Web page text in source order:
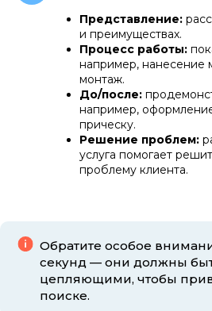
Представление:
и преимуществах.
Процесс работы:
например, нанесение
монтаж.
До/после:
например,
прическу.
Решение проблем:
услуга помогает
проблему клиента.
Обратите особое
секунд — они должны
цепляющими, чтобы
поиске.